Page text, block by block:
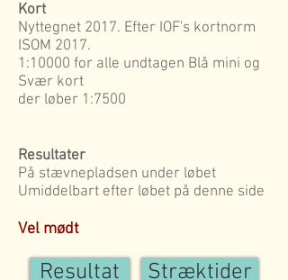
Kort
Nyttegnet 2017. Efter IOF's kortnorm
ISOM 2017.
1:10000 for alle undtagen Blå mini og
Svær kort
der løber 1:7500
Resultater
På stævnepladsen under løbet
Umiddelbart efter løbet på denne side
Vel mødt
Resultat Stræktider